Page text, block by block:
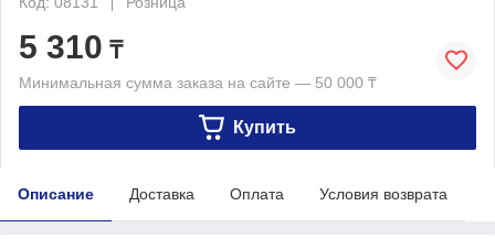
5 310 ₸
Минимальная сумма заказа на сайте — 50 000 ₸
Купить
Описание Доставка Оплата Условия возврата